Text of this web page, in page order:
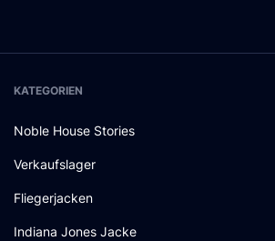
KATEGORIEN
Noble House Stories
Verkaufslager
Fliegerjacken
Indiana Jones Jacke